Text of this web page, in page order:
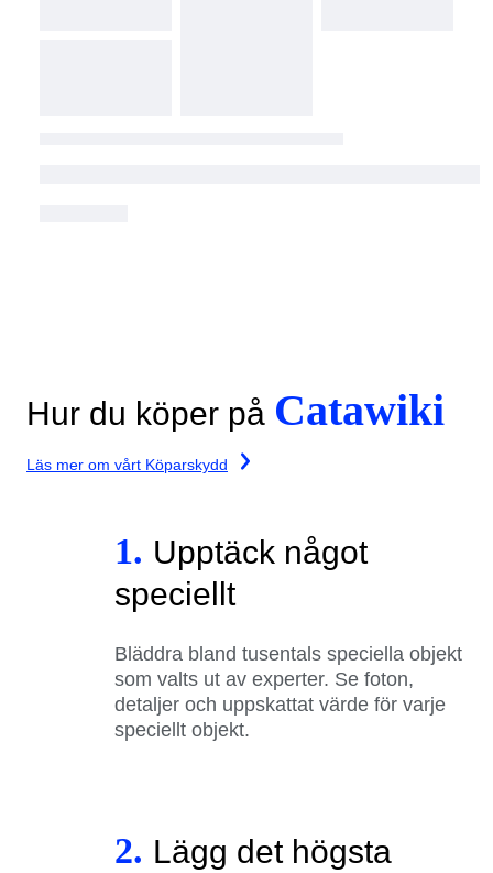
Hur du köper på Catawiki
Läs mer om vårt Köparskydd
1. Upptäck något
speciellt
Bläddra bland tusentals speciella objekt
som valts ut av experter. Se foton,
detaljer och uppskattat värde för varje
speciellt objekt.
2. Lägg det högsta